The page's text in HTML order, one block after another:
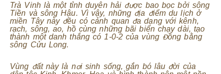
Trà Vinh là một tỉnh duyên hải được bao bọc bởi sông
Tiền và sông Hậu. Vì vậy, những địa điểm du lịch ở
miền Tây này đều có cảnh quan đa dạng với kênh,
rạch, sông, ao, hồ cùng những bãi biển chạy dài, tạo
thành một danh thắng có 1-0-2 của vùng Đồng bằng
sông Cửu Long.
Vùng đất này là nơi sinh sống, gắn bó lâu đời của